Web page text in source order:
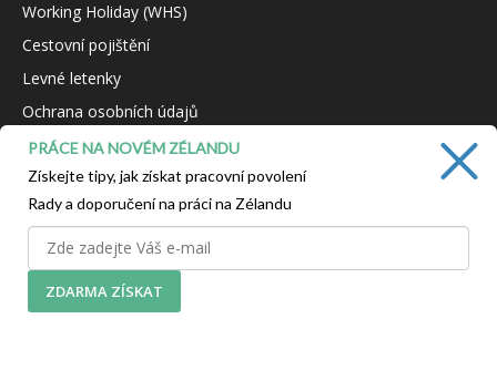
Working Holiday (WHS)
Cestovní pojištění
Levné letenky
Ochrana osobních údajů
Kontakt
NAŠE VIZE
Pomáháme vám s cestou na Nový Zéland, ať už jedete na
zážitkovou dovolenou nebo za prací na Working Holiday.
PRÁCE NA NOVÉM ZÉLANDU
Získejte tipy, jak získat pracovní povolení
Rady a doporučení na práci na Zélandu
ZDARMA ZÍSKAT